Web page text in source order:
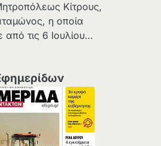
Κίτρους,
η οποία
από τις 6 Ιουλίου…